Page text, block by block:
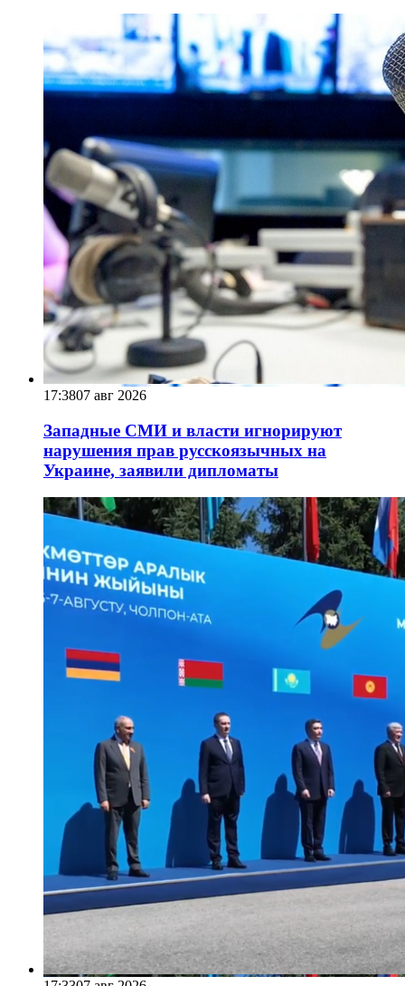
17:3807 авг 2026
Западные СМИ и власти игнорируют
нарушения прав русскоязычных на
Украине, заявили дипломаты